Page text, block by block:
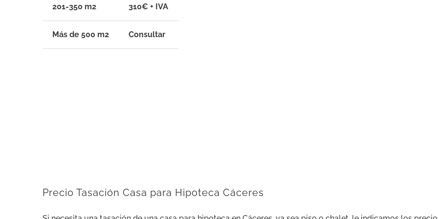
201-350 m2 310€ + IVA
Más de 500 m2 Consultar
Precio Tasación Casa para Hipoteca Cáceres